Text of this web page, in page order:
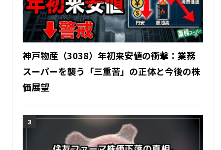
神戸物産（3038）年初来安値の衝撃：業務
スーパーを襲う「三重苦」の正体と今後の株
価展望